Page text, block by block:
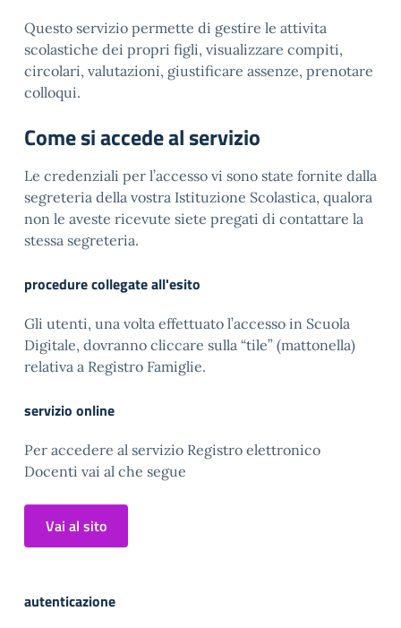
Questo servizio permette di gestire le attivita
scolastiche dei propri figli, visualizzare compiti,
circolari, valutazioni, giustificare assenze, prenotare
colloqui.
Come si accede al servizio
Le credenziali per l’accesso vi sono state fornite dalla
segreteria della vostra Istituzione Scolastica, qualora
non le aveste ricevute siete pregati di contattare la
stessa segreteria.
procedure collegate all'esito
Gli utenti, una volta effettuato l’accesso in Scuola
Digitale, dovranno cliccare sulla “tile” (mattonella)
relativa a Registro Famiglie.
servizio online
Per accedere al servizio Registro elettronico
Docenti vai al che segue
Vai al sito
autenticazione